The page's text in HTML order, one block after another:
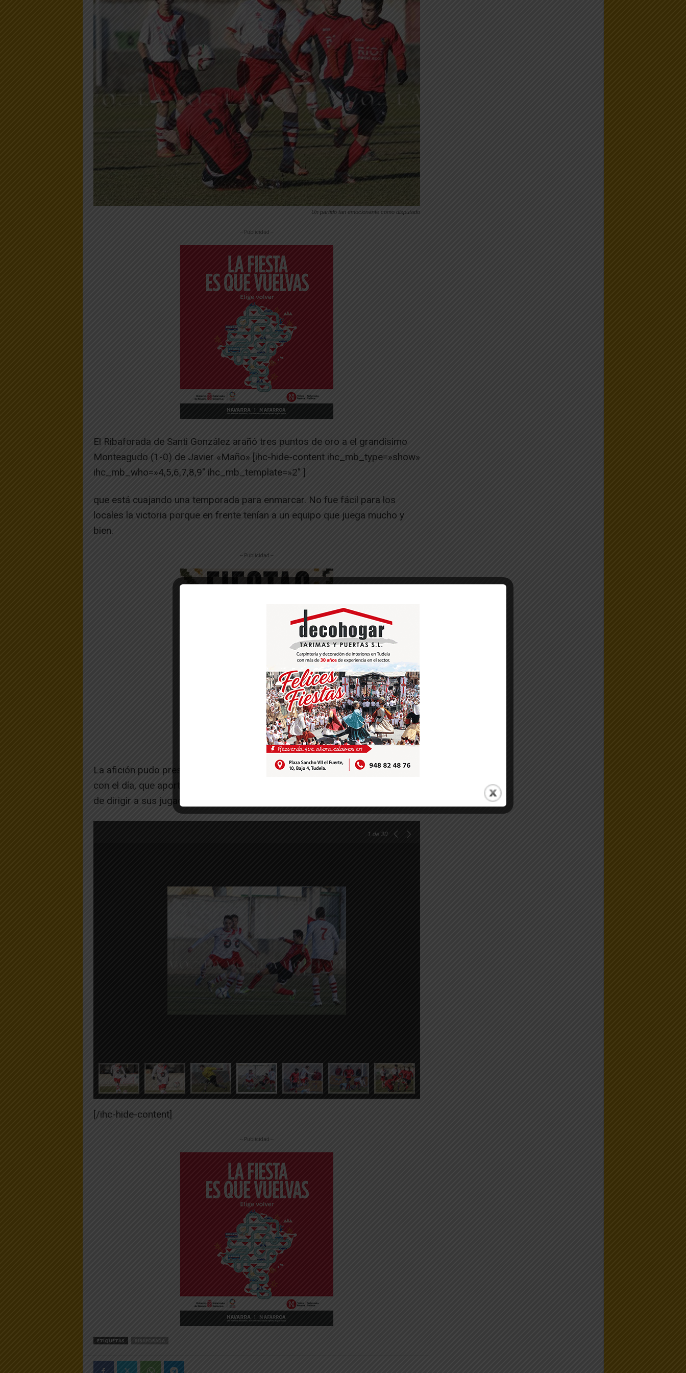
Un partido tan emocionante como disputado
-- Publicidad --
El Ribaforada de Santi González arañó tres puntos de oro a el grandísimo
Monteagudo (1-0) de Javier «Maño» [ihc-hide-content ihc_mb_type=»show»
ihc_mb_who=»4,5,6,7,8,9″ ihc_mb_template=»2″ ]
que está cuajando una temporada para enmarcar. No fue fácil para los
locales la victoria porque en frente tenían a un equipo que juega mucho y
bien.
-- Publicidad --
La afición pudo presenciar dos tipo de entrenadores diferentes, la noche
con el día, que aportaron mucha emoción con sus planteamientos y formas
de dirigir a sus jugadores.
1 de 30
[/ihc-hide-content]
-- Publicidad --
ETIQUETAS RIBAFORADA